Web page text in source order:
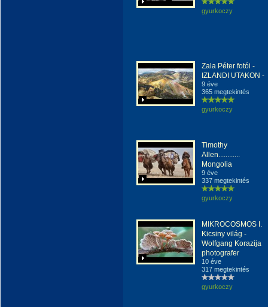
gyurkoczy
Zala Péter fotói -
IZLANDI UTAKON -
9 éve
365 megtekintés
gyurkoczy
Timothy
Allen............
Mongolia
9 éve
337 megtekintés
gyurkoczy
MIKROCOSMOS I.
Kicsiny világ -
Wolfgang Korazija
photografer
10 éve
317 megtekintés
gyurkoczy